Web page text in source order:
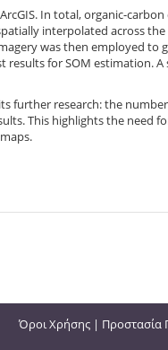
In total, organic-
interpolated across
was then employed to
for SOM estimation.
further research: the
This highlights the need
Όροι Χρήσης | Προστασία